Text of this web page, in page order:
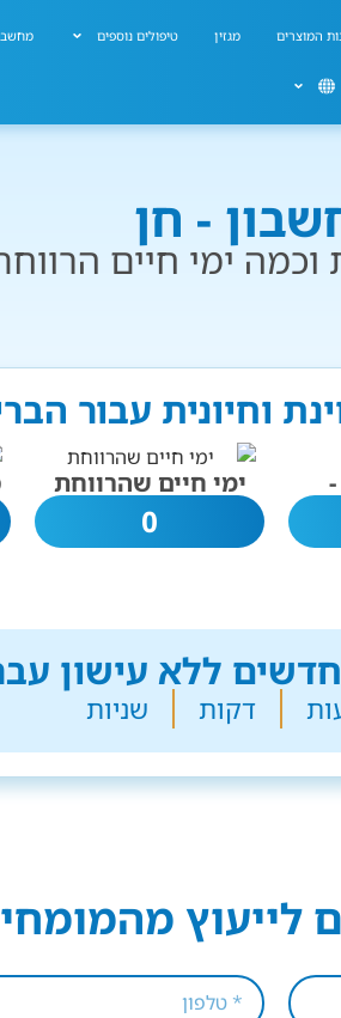
המוצרים מגזין טיפולים נוספים
- חן
ימי חיים
וחיונית עבור
ימי חיים שהרווחת
0
ללא עישון
דקות שניות
לייעוץ